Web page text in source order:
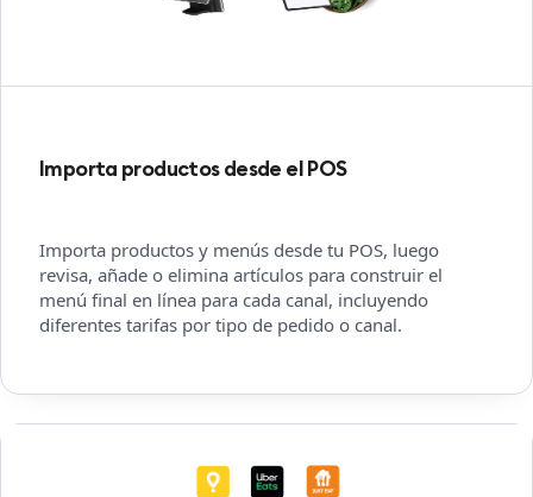
Importa productos desde el POS
Importa productos y menús desde tu POS, luego
revisa, añade o elimina artículos para construir el
menú final en línea para cada canal, incluyendo
diferentes tarifas por tipo de pedido o canal.